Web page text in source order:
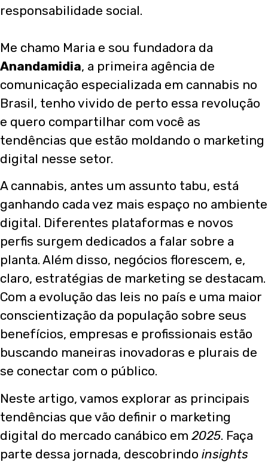
responsabilidade social.
Me chamo Maria e sou fundadora da
Anandamidia, a primeira agência de
comunicação especializada em cannabis no
Brasil, tenho vivido de perto essa revolução
e quero compartilhar com você as
tendências que estão moldando o marketing
digital nesse setor.
A cannabis, antes um assunto tabu, está
ganhando cada vez mais espaço no ambiente
digital. Diferentes plataformas e novos
perfis surgem dedicados a falar sobre a
planta. Além disso, negócios florescem, e,
claro, estratégias de marketing se destacam.
Com a evolução das leis no país e uma maior
conscientização da população sobre seus
benefícios, empresas e profissionais estão
buscando maneiras inovadoras e plurais de
se conectar com o público.
Neste artigo, vamos explorar as principais
tendências que vão definir o marketing
digital do mercado canábico em 2025. Faça
parte dessa jornada, descobrindo insights